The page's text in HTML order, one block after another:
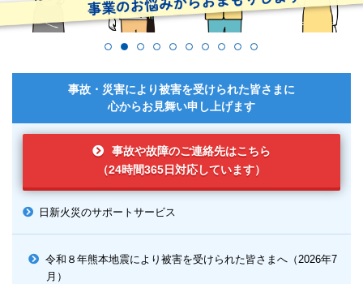
事故・災害により被害を受けられた皆さまに
心からお見舞い申し上げます
事故や故障のご連絡先はこちら
（24時間365日対応しています）
日新火災のサポートサービス
令和８年熊本地震により被害を受けられた皆さまへ（2026年7
月）